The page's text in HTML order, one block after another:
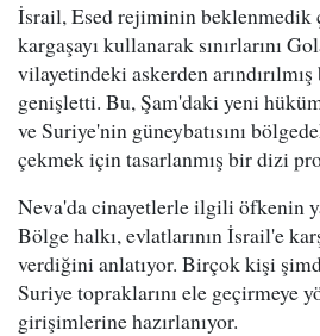
İsrail, Esed rejiminin beklenmedik
kargaşayı kullanarak sınırlarını
vilayetindeki askerden
genişletti. Bu, Şam'daki yeni
ve Suriye'nin güneybatısını
çekmek için tasarlanmış bir dizi
Neva'da cinayetlerle ilgili öfkenin
Bölge halkı, evlatlarının İsrail'e
verdiğini anlatıyor. Birçok kişi
Suriye topraklarını ele geçirmeye
girişimlerine hazırlanıyor.